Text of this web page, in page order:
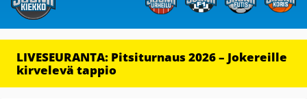
LIVESEURANTA: Pitsiturnaus 2026 – Jokereille
kirvelevä tappio